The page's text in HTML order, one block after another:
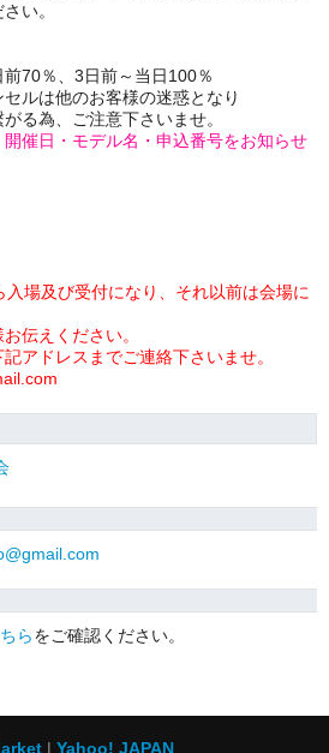
い。
70％、3日前～当日100％
ルは他のお客様の迷惑となり
る為、ご注意下さいませ。
催日・モデル名・申込番号をお知らせ
場及び受付になり、それ以前は会場に
伝えください。
アドレスまでご連絡下さいませ。
らをご確認ください。
Yahoo! JAPAN